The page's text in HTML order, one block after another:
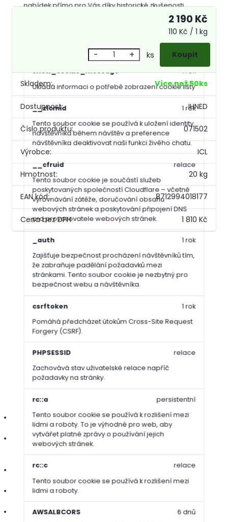
nabídek přímo pro Vás díky historické zkušenosti
Tyto cookies
prozatím nebyly roztříděny do vlastní kategorie.
show_cookie_message
Ukládá informaci o potřebě zobrazení cookie lišty
1 rok
__zlcmid
Tento soubor cookie se používá k uložení identity
návštěvníka během návštěv a preference
návštěvníka deaktivovat naši funkci živého chatu.
1 rok
__cfruid
Tento soubor cookie je součástí služeb
poskytovaných společností Cloudflare – včetně
vyrovnávání zátěže, doručování obsahu
webových stránek a poskytování připojení DNS
pro provozovatele webových stránek.
relace
_auth
Zajišťuje bezpečnost procházení návštěvníků tím,
že zabraňuje padělání požadavků mezi
stránkami. Tento soubor cookie je nezbytný pro
bezpečnost webu a návštěvníka.
1 rok
csrftoken
Pomáhá předcházet útokům Cross-Site Request
Forgery (CSRF).
1 rok
PHPSESSID
Zachovává stav uživatelské relace napříč
požadavky na stránky.
relace
rc::a
Tento soubor cookie se používá k rozlišení mezi
lidmi a roboty. To je výhodné pro web, aby
vytvářet platné zprávy o používání jejich
webových stránek.
persistentní
rc::c
Tento soubor cookie se používá k rozlišení mezi
lidmi a roboty.
relace
AWSALBCORS
6 dnů
Skladem: Více než 50ks
Dostupnost: IHNED
Číslo produktu: 071502
Výrobce: ICL
Hmotnost: 20 kg
EAN kód: 8712994018177
1 810 Kč
2 190 Kč
110 Kč / 1 kg
- + ks
Kompletní specifikace
Trávníkové hnojivoSierraform GT All Season 18-6-18+2MgO
jemné trávníky, zejména nízko sečené sportovní plochy a
golfové greeny. Díky kombinaci rychle i pomalu uvolňovaných
živin zajišťujevyrovnaný růst
mikrogranule s technologií MU2 a SiLK umožňují rovnoměrnou
vyvážené složení NPK pro použití od jara do podzimu
pomalu uvolňovaný dusík (MU2) pro stabilní a dlouhodobou
vhodné po aerifikaci pro podporu růstu a regenerace
pozitivní vliv na zdravotní stav trávníku díky stopovým prvkům
obsah hořčíku pro lepší barvu a omezení projevů stresu